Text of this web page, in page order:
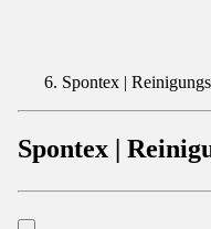
Spontex |
Spontex |